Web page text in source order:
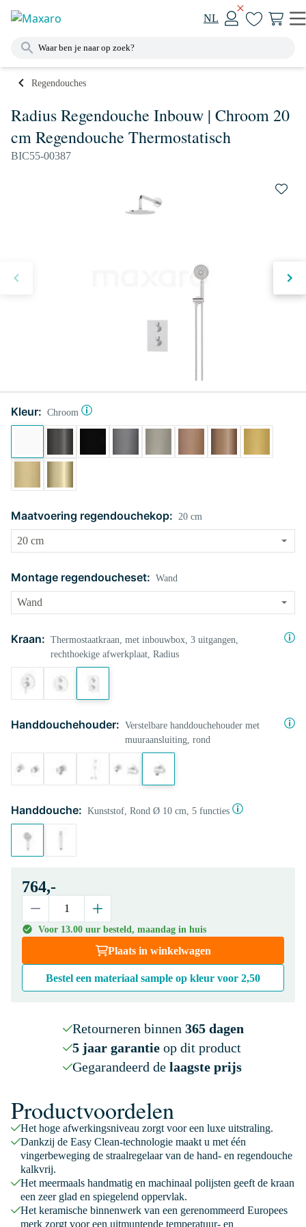
NL
Regendouches
Radius Regendouche Inbouw | Chroom 20
cm Regendouche Thermostatisch
BIC55-00387
Kleur: Chroom
Maatvoering regendouchekop: 20 cm
Montage regendoucheset: Wand
Kraan: Thermostaatkraan, met inbouwbox, 3 uitgangen,
rechthoekige afwerkplaat, Radius
Handdouchehouder: Verstelbare handdouchehouder met
muuraansluiting, rond
Handdouche: Kunststof, Rond Ø 10 cm, 5 functies
764,-
Voor 13.00 uur besteld, maandag in huis
Plaats in winkelwagen
Bestel een materiaal sample op kleur voor 2,50
Retourneren binnen 365 dagen
5 jaar garantieop dit product
Gegarandeerd de laagste prijs
Productvoordelen
Het hoge afwerkingsniveau zorgt voor een luxe uitstraling.
Dankzij de Easy Clean-technologie maakt u met één
vingerbeweging de straalregelaar van de hand- en regendouche
kalkvrij.
Het meermaals handmatig en machinaal polijsten geeft de kraan
een zeer glad en spiegelend oppervlak.
Het keramische binnenwerk van een gerenommeerd Europees
merk zorgt voor een uitmuntende temperatuur- en